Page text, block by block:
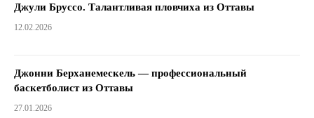
Джули Бруссо. Талантливая пловчиха из Оттавы
12.02.2026
Джонни Берханемескель — профессиональный
баскетболист из Оттавы
27.01.2026